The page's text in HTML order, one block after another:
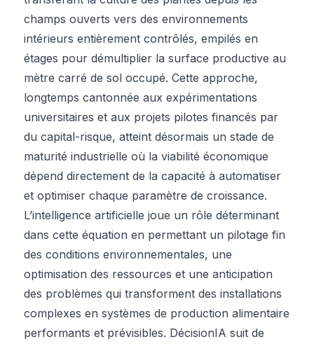
champs ouverts vers des environnements
intérieurs entièrement contrôlés, empilés en
étages pour démultiplier la surface productive au
mètre carré de sol occupé. Cette approche,
longtemps cantonnée aux expérimentations
universitaires et aux projets pilotes financés par
du capital-risque, atteint désormais un stade de
maturité industrielle où la viabilité économique
dépend directement de la capacité à automatiser
et optimiser chaque paramètre de croissance.
L’intelligence artificielle joue un rôle déterminant
dans cette équation en permettant un pilotage fin
des conditions environnementales, une
optimisation des ressources et une anticipation
des problèmes qui transforment des installations
complexes en systèmes de production alimentaire
performants et prévisibles. DécisionIA suit de